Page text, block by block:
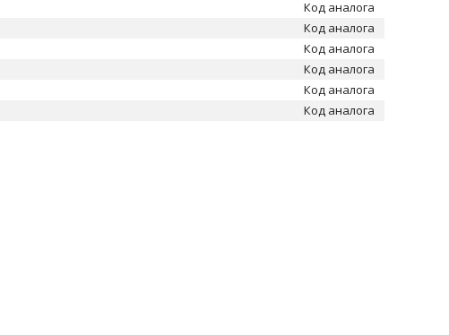
Код аналога
Код аналога
Код аналога
Код аналога
Код аналога
Код аналога